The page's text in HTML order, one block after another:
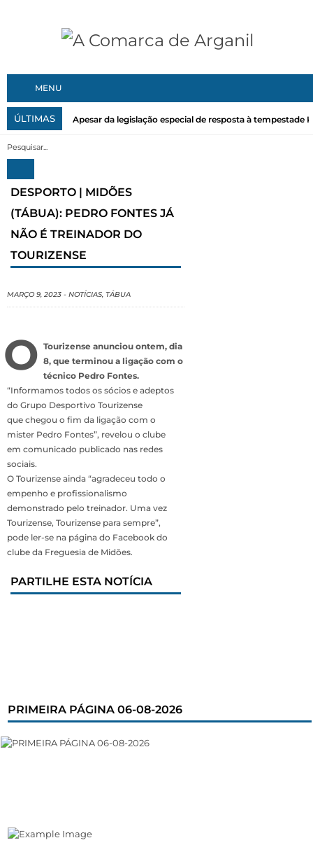
MENU
ÚLTIMAS Apesar da legislação especial de resposta à tempestade
DESPORTO | MIDÕES
(TÁBUA): PEDRO FONTES JÁ
NÃO É TREINADOR DO
TOURIZENSE
MARÇO 9, 2023 - NOTÍCIAS, TÁBUA
O Tourizense anunciou ontem, dia
8, que terminou a ligação com o
técnico Pedro Fontes.
“Informamos todos os sócios e adeptos
do Grupo Desportivo Tourizense
que chegou o fim da ligação com o
mister Pedro Fontes”, revelou o clube
em comunicado publicado nas redes
sociais.
O Tourizense ainda “agradeceu todo o
empenho e profissionalismo
demonstrado pelo treinador. Uma vez
Tourizense, Tourizense para sempre”,
pode ler-se na página do Facebook do
clube da Freguesia de Midões.
PARTILHE ESTA NOTÍCIA
PRIMEIRA PÁGINA 06-08-2026